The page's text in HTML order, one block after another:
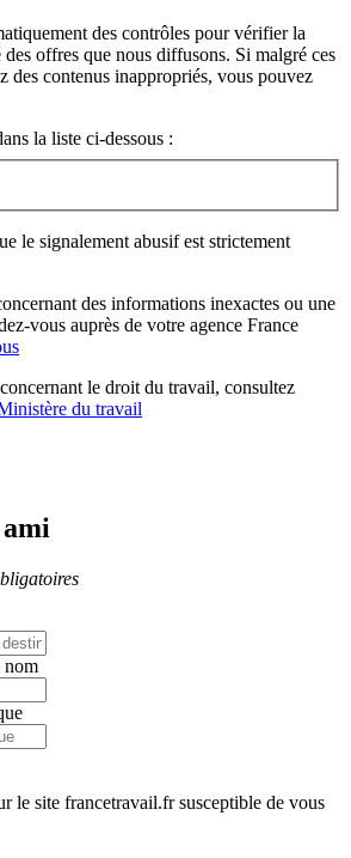
des contrôles pour vérifier la
offres que nous diffusons. Si malgré ces
des contenus inappropriés, vous pouvez
la liste ci-dessous :
le signalement abusif est strictement
des informations inexactes ou une
vous auprès de votre agence France
le droit du travail, consultez
du travail
nom
le site francetravail.fr susceptible de vous